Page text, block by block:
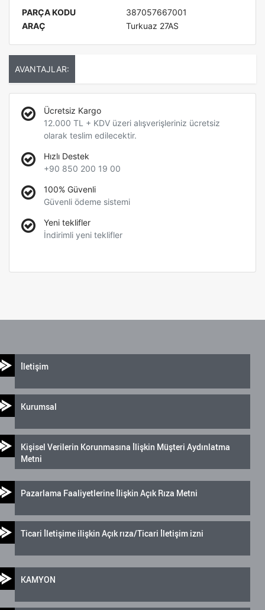
PARÇA KODU
387057667001
ARAÇ
Turkuaz 27AS
AVANTAJLAR:
Ücretsiz Kargo
12.000 TL + KDV üzeri alışverişleriniz ücretsiz
olarak teslim edilecektir.
Hızlı Destek
+90 850 200 19 00
100% Güvenli
Güvenli ödeme sistemi
Yeni teklifler
İndirimli yeni teklifler
İletişim
Kurumsal
Kişisel Verilerin Korunmasına İlişkin Müşteri Aydınlatma
Metni
Pazarlama Faaliyetlerine İlişkin Açık Rıza Metni
Ticari İletişime ilişkin Açık rıza/Ticari İletişim izni
KAMYON